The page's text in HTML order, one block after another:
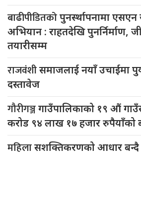
बाढीपीडितकोपुनर्स्थापनामा
अभियान : राहतदेखि पुनर्निर्माण,
तयारीसम्म
राजवंशीसमाजलाई नयाँ उचाईमा
दस्तावेज
गौरीगञ्जगाउँपालिकाको १९ औं
करोड ९४ लाख १७ हजार रुपैयाँको
महिलासशक्तिकरणको आधार बन्दै